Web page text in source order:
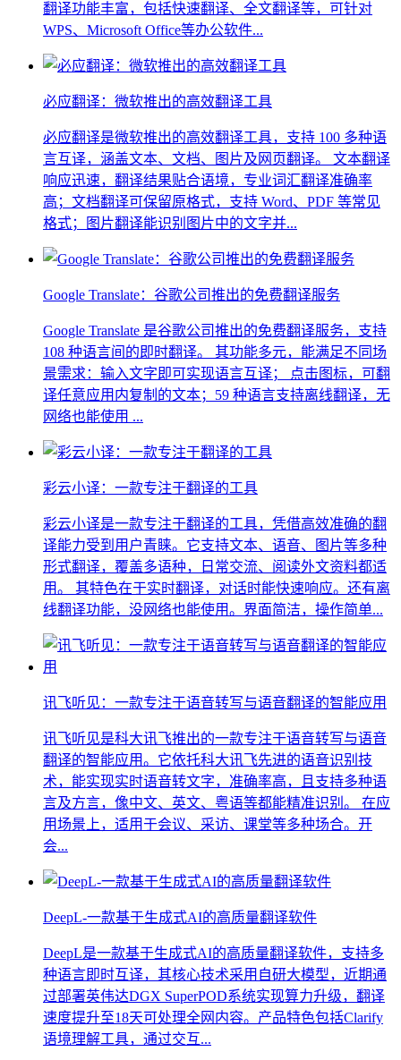
翻译功能丰富，包括快速翻译、全文翻译等，可针对
WPS、Microsoft Office等办公软件...
必应翻译：微软推出的高效翻译工具
必应翻译是微软推出的高效翻译工具，支持 100 多种语
言互译，涵盖文本、文档、图片及网页翻译。 文本翻译
响应迅速，翻译结果贴合语境，专业词汇翻译准确率
高；文档翻译可保留原格式，支持 Word、PDF 等常见
格式；图片翻译能识别图片中的文字并...
Google Translate：谷歌公司推出的免费翻译服务
Google Translate 是谷歌公司推出的免费翻译服务，支持
108 种语言间的即时翻译。 其功能多元，能满足不同场
景需求：输入文字即可实现语言互译； 点击图标，可翻
译任意应用内复制的文本；59 种语言支持离线翻译，无
网络也能使用 ...
彩云小译：一款专注于翻译的工具
彩云小译是一款专注于翻译的工具，凭借高效准确的翻
译能力受到用户青睐。它支持文本、语音、图片等多种
形式翻译，覆盖多语种，日常交流、阅读外文资料都适
用。 其特色在于实时翻译，对话时能快速响应。还有离
线翻译功能，没网络也能使用。界面简洁，操作简单...
讯飞听见：一款专注于语音转写与语音翻译的智能应用
讯飞听见是科大讯飞推出的一款专注于语音转写与语音
翻译的智能应用。它依托科大讯飞先进的语音识别技
术，能实现实时语音转文字，准确率高，且支持多种语
言及方言，像中文、英文、粤语等都能精准识别。 在应
用场景上，适用于会议、采访、课堂等多种场合。开
会...
DeepL-一款基于生成式AI的高质量翻译软件
DeepL是一款基于生成式AI的高质量翻译软件，支持多
种语言即时互译，其核心技术采用自研大模型，近期通
过部署英伟达DGX SuperPOD系统实现算力升级，翻译
速度提升至18天可处理全网内容。产品特色包括Clarify
语境理解工具，通过交互...